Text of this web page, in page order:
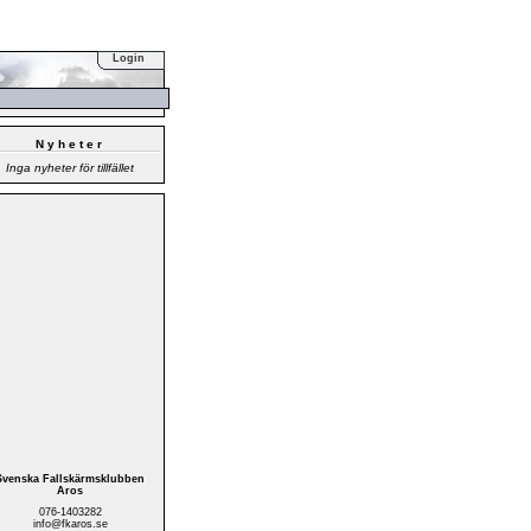
Login
Nyheter
Inga nyheter för tillfället
Fallskärmsklubben
Aros
076-1403282
info@fkaros.se